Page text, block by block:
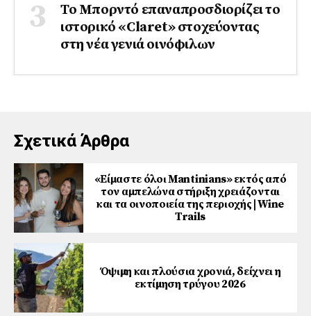
Το Μπορντό επαναπροσδιορίζει το
ιστορικό «Claret» στοχεύοντας
στη νέα γενιά οινόφιλων
Σχετικά Άρθρα
«Είμαστε όλοι Mantinians» εκτός από
τον αμπελώνα στήριξη χρειάζονται
και τα οινοποιεία της περιοχής | Wine
Trails
Όψιµη και πλούσια χρονιά, δείχνει η
εκτίµηση τρύγου 2026